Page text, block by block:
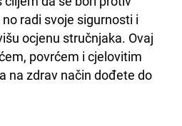
radi svoje sigurnosti i
ocjenu stručnjaka. Ovaj
povrćem i cjelovitim
na zdrav način dođete do